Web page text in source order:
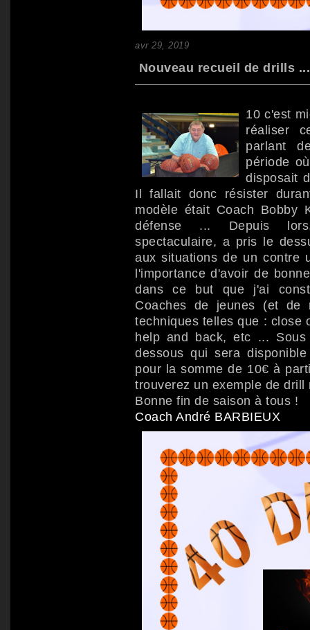
avr 29, 2019
Nouveau recueil de drills ...
10 c'est
réaliser
parlant
période
disposait
Il fallait donc résister
modèle était Coach Bobby
défense ... Depuis
spectaculaire, a pris le
aux situations de un contre
l'importance d'avoir de
dans ce but que j'ai
Coaches de jeunes (et de
techniques telles que : close
help and back, etc ...
dessous qui sera
pour la somme de 10€ à
trouverez un exemple de
Bonne fin de saison à tous !
Coach André BARBIEUX